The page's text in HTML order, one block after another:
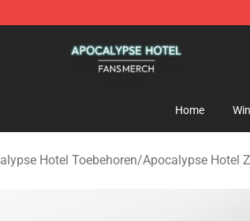
Home
Hotel Toebehoren/Apocalypse Hotel